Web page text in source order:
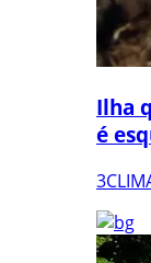
Ilha
é